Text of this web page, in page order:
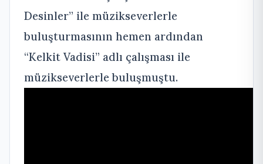
Desinler” ile müzikseverlerle
buluşturmasının hemen ardından
“Kelkit Vadisi” adlı çalışması ile
müzikseverlerle buluşmuştu.